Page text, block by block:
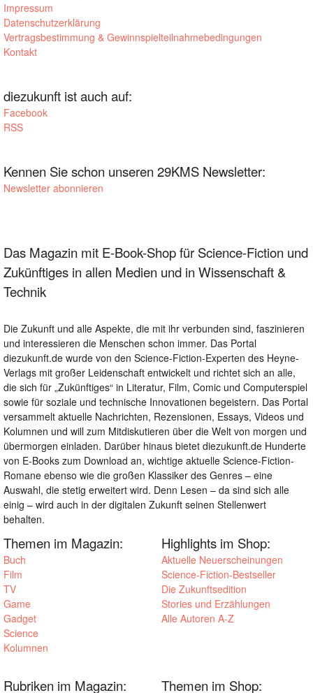
Impressum
Datenschutzerklärung
Vertragsbestimmung & Gewinnspielteilnahmebedingungen
Kontakt
diezukunft ist auch auf:
Facebook
RSS
Kennen Sie schon unseren 29KMS Newsletter:
Newsletter abonnieren
Das Magazin mit E-Book-Shop für Science-Fiction und
Zukünftiges in allen Medien und in Wissenschaft &
Technik
Die Zukunft und alle Aspekte, die mit ihr verbunden sind, faszinieren
und interessieren die Menschen schon immer. Das Portal
diezukunft.de wurde von den Science-Fiction-Experten des Heyne-
Verlags mit großer Leidenschaft entwickelt und richtet sich an alle,
die sich für „Zukünftiges“ in Literatur, Film, Comic und Computerspiel
sowie für soziale und technische Innovationen begeistern. Das Portal
versammelt aktuelle Nachrichten, Rezensionen, Essays, Videos und
Kolumnen und will zum Mitdiskutieren über die Welt von morgen und
übermorgen einladen. Darüber hinaus bietet diezukunft.de Hunderte
von E-Books zum Download an, wichtige aktuelle Science-Fiction-
Romane ebenso wie die großen Klassiker des Genres – eine
Auswahl, die stetig erweitert wird. Denn Lesen – da sind sich alle
einig – wird auch in der digitalen Zukunft seinen Stellenwert
behalten.
Themen im Magazin:
Buch
Film
TV
Game
Gadget
Science
Kolumnen
Highlights im Shop:
Aktuelle Neuerscheinungen
Science-Fiction-Bestseller
Die Zukunftsedition
Stories und Erzählungen
Alle Autoren A-Z
Rubriken im Magazin: Themen im Shop: